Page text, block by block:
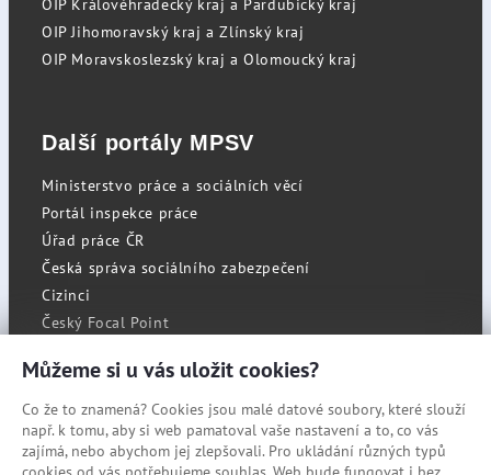
OIP Královéhradecký kraj a Pardubický kraj
OIP Jihomoravský kraj a Zlínský kraj
OIP Moravskoslezský kraj a Olomoucký kraj
Další portály MPSV
Ministerstvo práce a sociálních věcí
Portál inspekce práce
Úřad práce ČR
Česká správa sociálního zabezpečení
Cizinci
Český Focal Point
RSS
Cookies
Můžeme si u vás uložit cookies?
Co že to znamená? Cookies jsou malé datové soubory, které slouží
např. k tomu, aby si web pamatoval vaše nastavení a to, co vás
zajímá, nebo abychom jej zlepšovali. Pro ukládání různých typů